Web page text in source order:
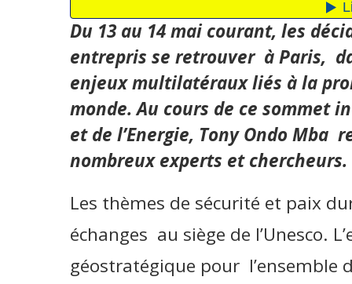
Du 13 au 14 mai courant, les
entrepris se retrouver à Paris,
enjeux multilatéraux liés à la
monde. Au cours de ce sommet
et de l’Energie, Tony Ondo Mba
nombreux experts et chercheurs.
Les thèmes de sécurité et paix
échanges au siège de l’Unesco.
géostratégique pour l’ensemble